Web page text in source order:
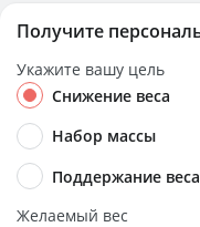
Получите
Укажите вашу цель
Снижение веса
Набор массы
Поддержание веса
Желаемый вес